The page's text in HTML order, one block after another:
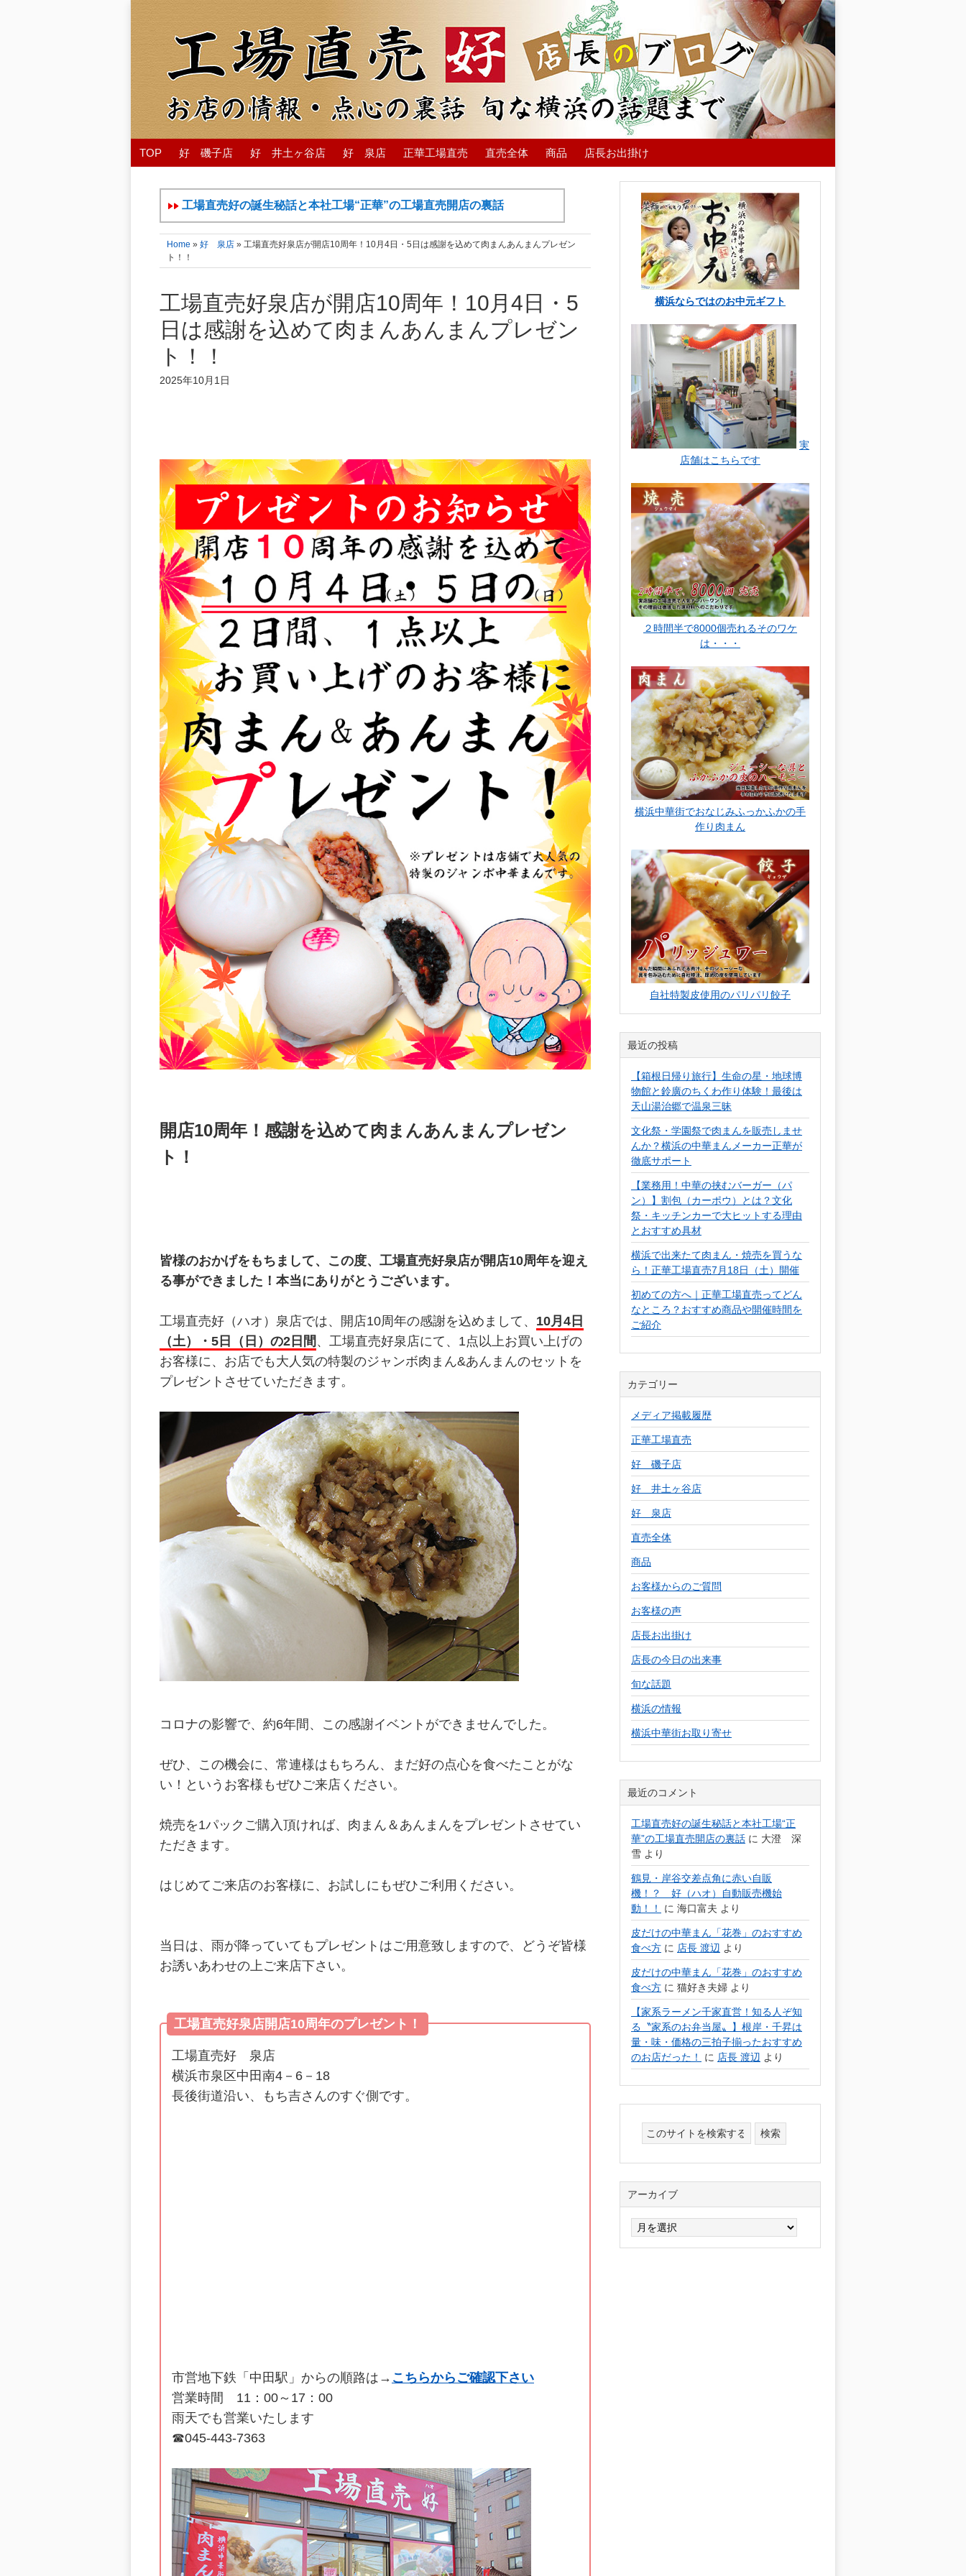
TOP 好 磯子店 好 井土ヶ谷店 好 泉店 正華工場直売 直売全体 商品 店長お出掛け
工場直売好の誕生秘話と本社工場“正華”の工場直売開店の裏話
Home » 好 泉店 » 工場直売好泉店が開店10周年！10月4日・5日は感謝を込めて肉まんあんまんプレゼン
ト！！
工場直売好泉店が開店10周年！10月4日・5
日は感謝を込めて肉まんあんまんプレゼン
ト！！
2025年10月1日
開店10周年！感謝を込めて肉まんあんまんプレゼン
ト！
皆様のおかげをもちまして、この度、工場直売好泉店が開店10周年を迎え
る事ができました！本当にありがとうございます。
工場直売好（ハオ）泉店では、開店10周年の感謝を込めまして、 10月4日
（土）・5日（日）の2日間 、工場直売好泉店にて、1点以上お買い上げの
お客様に、お店でも大人気の特製のジャンボ肉まん&あんまんのセットを
プレゼントさせていただきます。
コロナの影響で、約6年間、この感謝イベントができませんでした。
ぜひ、この機会に、常連様はもちろん、まだ好の点心を食べたことがな
い！というお客様もぜひご来店ください。
焼売を1パックご購入頂ければ、肉まん＆あんまんをプレゼントさせてい
ただきます。
はじめてご来店のお客様に、お試しにもぜひご利用ください。
当日は、雨が降っていてもプレゼントはご用意致しますので、どうぞ皆様
お誘いあわせの上ご来店下さい。
工場直売好泉店開店10周年のプレゼント！
工場直売好 泉店
横浜市泉区中田南4－6－18
長後街道沿い、もち吉さんのすぐ側です。
市営地下鉄「中田駅」からの順路は→ こちらからご確認下さい
営業時間 11：00～17：00
雨天でも営業いたします
☎045‐443‐7363
横浜ならではのお中元ギフト
実
店舗はこちらです
２時間半で8000個売れるそのワケ
は・・・
横浜中華街でおなじみふっかふかの手
作り肉まん
自社特製皮使用のパリパリ餃子
最近の投稿
【箱根日帰り旅行】生命の星・地球博
物館と鈴廣のちくわ作り体験！最後は
天山湯治郷で温泉三昧
文化祭・学園祭で肉まんを販売しませ
んか？横浜の中華まんメーカー正華が
徹底サポート
【業務用！中華の挟むバーガー（パ
ン）】割包（カーポウ）とは？文化
祭・キッチンカーで大ヒットする理由
とおすすめ具材
横浜で出来たて肉まん・焼売を買うな
ら！正華工場直売7月18日（土）開催
初めての方へ｜正華工場直売ってどん
なところ？おすすめ商品や開催時間を
ご紹介
カテゴリー
メディア掲載履歴
正華工場直売
好 磯子店
好 井土ヶ谷店
好 泉店
直売全体
商品
お客様からのご質問
お客様の声
店長お出掛け
店長の今日の出来事
旬な話題
横浜の情報
横浜中華街お取り寄せ
最近のコメント
工場直売好の誕生秘話と本社工場“正
華”の工場直売開店の裏話 に 大澄 深
雪 より
鶴見・岸谷交差点角に赤い自販
機！？ 好（ハオ）自動販売機始
動！！
に 海口富夫 より
皮だけの中華まん「花巻」のおすすめ
食べ方 に 店長 渡辺 より
皮だけの中華まん「花巻」のおすすめ
食べ方 に 猫好き夫婦 より
【家系ラーメン千家直営！知る人ぞ知
る〝家系のお弁当屋〟】根岸・千昇は
量・味・価格の三拍子揃ったおすすめ
のお店だった！
に 店長 渡辺 より
アーカイブ